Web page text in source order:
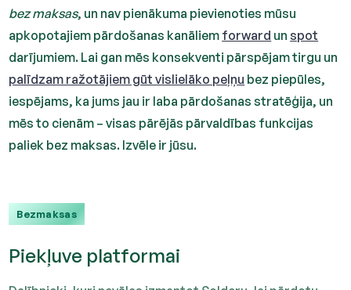
bez maksas, un nav pienākuma pievienoties mūsu
apkopotajiem pārdošanas kanāliem forward unspot
darījumiem. Lai gan mēs konsekventi pārspējam tirgu un
palīdzam ražotājiem gūt vislielāko peļņu bez piepūles,
iespējams, ka jums jau ir laba pārdošanas stratēģija, un
mēs to cienām – visas pārējās pārvaldības funkcijas
paliek bez maksas. Izvēle ir jūsu.
Bezmaksas
Piekļuve platformai